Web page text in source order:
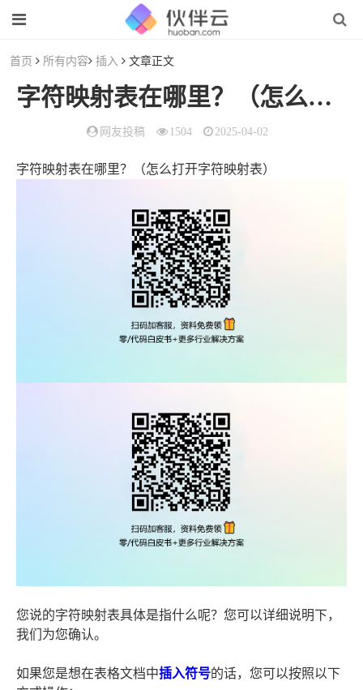
首页 所有内容 插入 文章正文
字符映射表在哪里？（怎么打开字符映射表）
网友投稿 1504 2025-04-02
字符映射表在哪里？（怎么打开字符映射表）
您说的字符映射表具体是指什么呢？您可以详细说明下，
我们为您确认。
如果您是想在表格文档中插入符号的话，您可以按照以下